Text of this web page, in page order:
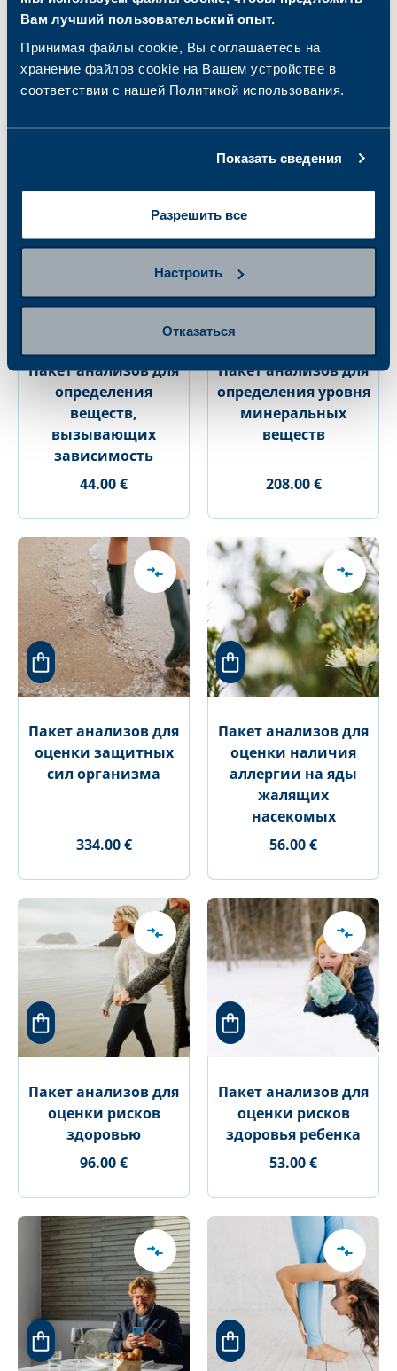
Вам лучший пользовательский опыт.
Принимая файлы cookie, Вы соглашаетесь на
хранение файлов cookie на Вашем устройстве в
соответствии с нашей Политикой использования.
Показать сведения
Разрешить все
Настроить
Отказаться
Пакет анализов для
занимающихся
оздоровительным
спортом
62.00 €
Пакет анализов для
планирующего
стать отцом
150.00 €
Пакет анализов для
определения
веществ,
вызывающих
зависимость
44.00 €
Пакет анализов для
определения уровня
минеральных
веществ
208.00 €
Пакет анализов для
оценки защитных
сил организма
334.00 €
Пакет анализов для
оценки наличия
аллергии на яды
жалящих
насекомых
56.00 €
Пакет анализов для
оценки рисков
здоровью
96.00 €
Пакет анализов для
оценки рисков
здоровья ребенка
53.00 €